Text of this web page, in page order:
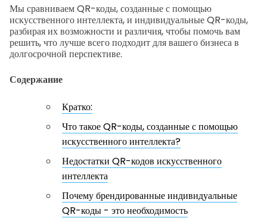
Мы сравниваем QR-коды, созданные с помощью
искусственного интеллекта, и индивидуальные QR-коды,
разбирая их возможности и различия, чтобы помочь вам
решить, что лучше всего подходит для вашего бизнеса в
долгосрочной перспективе.
Содержание
Кратко:
Что такое QR-коды, созданные с помощью
искусственного интеллекта?
Недостатки QR-кодов искусственного
интеллекта
Почему брендированные индивидуальные
QR-коды - это необходимость